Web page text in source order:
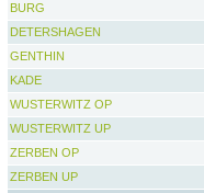
BURG
DETERSHAGEN
GENTHIN
KADE
WUSTERWITZ OP
WUSTERWITZ UP
ZERBEN OP
ZERBEN UP